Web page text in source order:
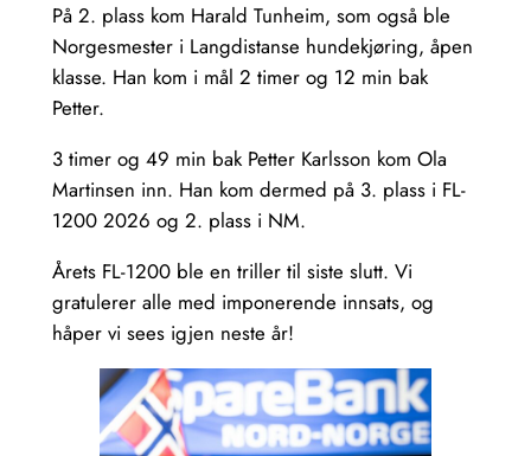
På 2. plass kom Harald Tunheim, som også ble
Norgesmester i Langdistanse hundekjøring, åpen
klasse. Han kom i mål 2 timer og 12 min bak
Petter.
3 timer og 49 min bak Petter Karlsson kom Ola
Martinsen inn. Han kom dermed på 3. plass i FL-
1200 2026 og 2. plass i NM.
Årets FL-1200 ble en triller til siste slutt. Vi
gratulerer alle med imponerende innsats, og
håper vi sees igjen neste år!